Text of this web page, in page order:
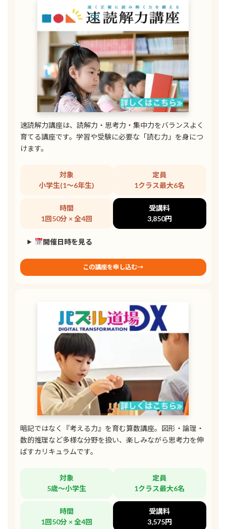
速読解力講座は、読解力・思考力・集中力をバランスよく
育てる講座です。学習や受験に必要な「読む力」を身につ
けます。
対象
小学生(1〜6年生)
定員
1クラス最大6名
時間
1回50分 × 全4回
受講料
3,850円
開催日時を見る
この講座を申し込む→
暗記ではなく『考える力』を育む算数講座。図形・論理・
数的推理など多様な分野を扱い、楽しみながら思考力を伸
ばすカリキュラムです。
対象
5歳～小学生
定員
1クラス最大6名
時間
1回50分 × 全4回
受講料
3,575円